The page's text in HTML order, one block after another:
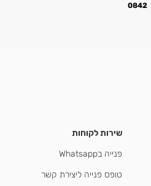
0842
שירות לקוחות
פנייה בWhatsapp
טופס פנייה ליצירת קשר